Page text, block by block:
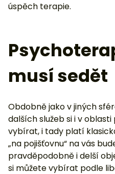
úspěch terapie.
musí sedět
Obdobně jako v jiných
dalších služeb si i v
vybírat, i tady platí
„na pojišťovnu“ na vás
pravděpodobně i delší
si můžete vybírat podle